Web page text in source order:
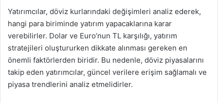
Yatırımcılar, döviz kurlarındaki değişimleri analiz ederek,
hangi para biriminde yatırım yapacaklarına karar
verebilirler. Dolar ve Euro’nun TL karşılığı, yatırım
stratejileri oluştururken dikkate alınması gereken en
önemli faktörlerden biridir. Bu nedenle, döviz piyasalarını
takip eden yatırımcılar, güncel verilere erişim sağlamalı ve
piyasa trendlerini analiz etmelidirler.